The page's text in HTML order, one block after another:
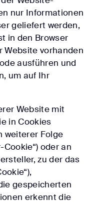
nur Informationen
geliefert werden,
in den Browser
Website vorhanden
ausführen und
um auf Ihr
Website mit
in Cookies
weiterer Folge
oder an
zu der das
gespeicherten
erkennt die